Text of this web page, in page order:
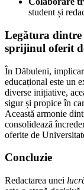
student și
Legătura dintre
sprijinul oferit
În Dăbuleni,
educațional este un
diverse inițiative,
sigur și propice în
Această armonie
consolidează
oferite de
Concluzie
Redactarea unei